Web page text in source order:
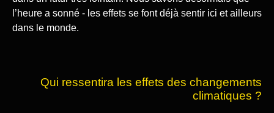
l’heure a sonné - les effets se font déjà sentir ici et ailleurs
dans le monde.
Qui ressentira les effets des changements
climatiques ?